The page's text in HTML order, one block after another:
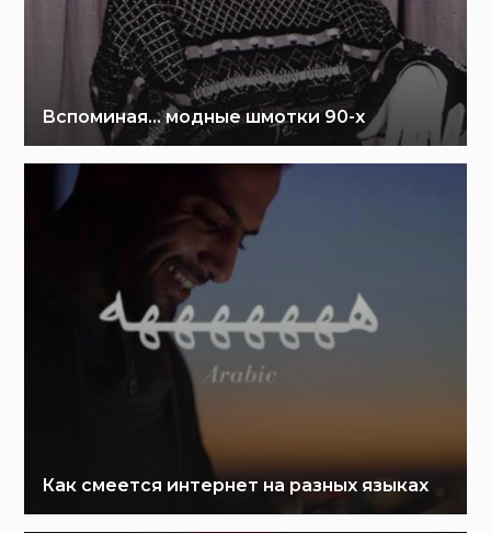
Вспоминая… модные шмотки 90-х
Как смеется интернет на разных языках